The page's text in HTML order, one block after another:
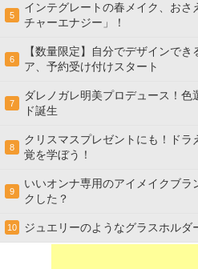
5
インテグレートの春メイク、お
チャーエナジー」！
6
【数量限定】自分でデザインで
ア、予約受け付けスタート
7
ダレノガレ明美プロデュース！
ド誕生
8
クリスマスプレゼントにも！ド
覚を学ぼう！
9
いいオンナ専用のアイメイクブラ
クした？
10 ジュエリーのようなグラスホルダ